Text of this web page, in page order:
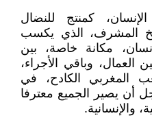
كمنتج للنضال
المشرف، الذي يكسب
مكانة خاصة، بين
العمال، وباقي الأجراء،
المغربي الكادح، في
أن يصير الجميع معترفا
والإنسانية.